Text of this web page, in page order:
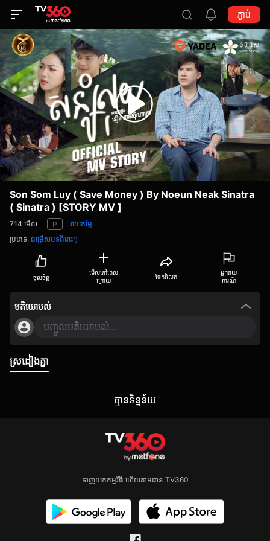
ភ្ជាប់
Son Som Luy ( Save Money ) By Noeun Neak Sinatra
( Sinatra ) [STORY MV ]
714 មើល P
វាយតម្លៃ
ប្រភេទ: ជម្រើសបទពិរោះៗ
ចូលចិត្ត
មើលនៅពេល
ក្រោយ
ចែករំលែក
អ្នករាយ
ការណ៍
មតិយោបល់
បញ្ចូលមតិយោបល់...
ស្រដៀងគ្នា
គ្មាន​ទិន្នន័យ
ទាញយកកម្មវិធី ហើយតាមដាន TV360